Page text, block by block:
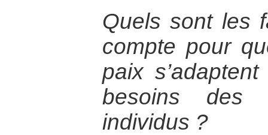
Quels sont les
compte pour
paix
besoins des
individus ?